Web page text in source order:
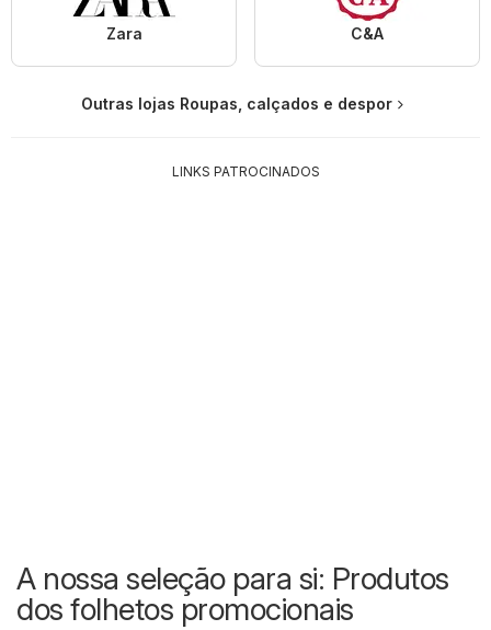
Zara C&A
Outras lojas Roupas, calçados e despor
LINKS PATROCINADOS
A nossa seleção para si: Produtos
dos folhetos promocionais